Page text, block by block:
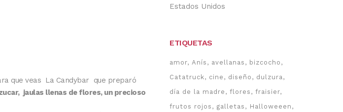
que veas La Candybar que preparó
jaulas llenas de flores, un precioso
Estados Unidos
ETIQUETAS
amor Anís avellanas
bizcocho
Catatruck
cine diseño
dulzura
día de la madre
flores
fraisier
frutos rojos
galletas
Halloweeen